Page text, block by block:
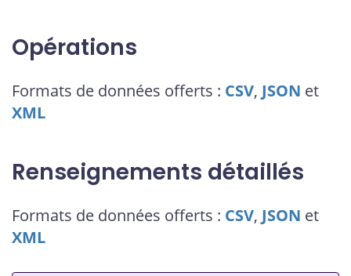
Opérations
Formats de données offerts : CSV, JSON et
XML
Renseignements détaillés
Formats de données offerts : CSV, JSON et
XML